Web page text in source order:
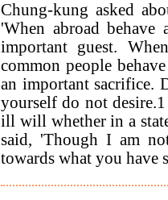
Chung-kung asked
'When abroad
important guest.
common people
an important sacrifice.
yourself do not
ill will whether in a
said, 'Though I am
towards what you have